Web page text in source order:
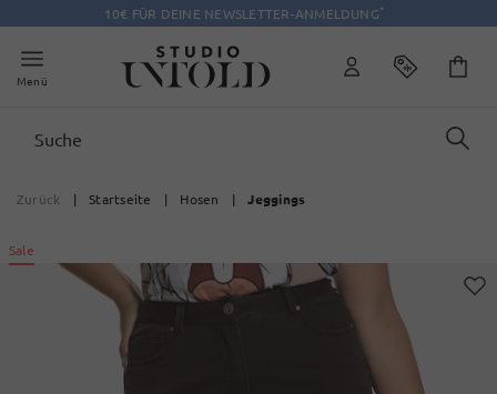
10€ FÜR DEINE NEWSLETTER-ANMELDUNG*
Menü
Zurück | Startseite | Hosen | Jeggings
Sale